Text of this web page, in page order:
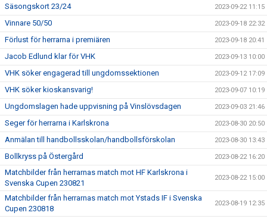
Säsongskort 23/24 2023-09-22 11:15
Vinnare 50/50 2023-09-18 22:32
Förlust för herrarna i premiären 2023-09-18 20:41
Jacob Edlund klar för VHK 2023-09-13 10:00
VHK söker engagerad till ungdomssektionen 2023-09-12 17:09
VHK söker kioskansvarig! 2023-09-07 10:19
Ungdomslagen hade uppvisning på Vinslövsdagen 2023-09-03 21:46
Seger för herrarna i Karlskrona 2023-08-30 20:50
Anmälan till handbollsskolan/handbollsförskolan 2023-08-30 13:43
Bollkryss på Östergård 2023-08-22 16:20
Matchbilder från herrarnas match mot HF Karlskrona i
Svenska Cupen 230821
2023-08-22 15:00
Matchbilder från herrarnas match mot Ystads IF i Svenska
Cupen 230818
2023-08-19 12:35